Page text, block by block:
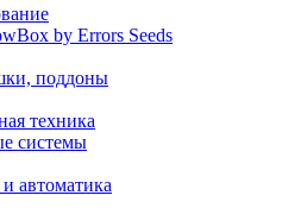
by Errors Seeds
поддоны
техника
системы
автоматика